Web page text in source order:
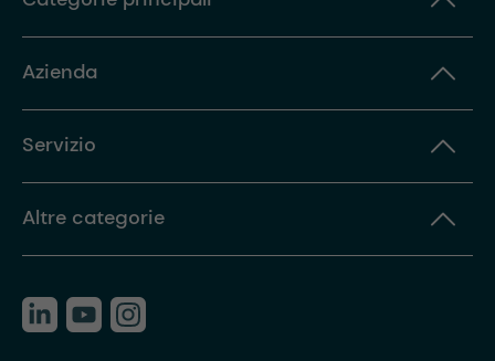
Azienda
Servizio
Altre categorie